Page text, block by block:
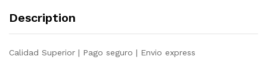
Description
Calidad Superior | Pago seguro | Envio express